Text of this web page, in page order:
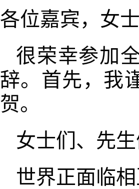
各位嘉宾，女
很荣幸参加
辞。首先，我
贺。
女士们、先生
世界正面临